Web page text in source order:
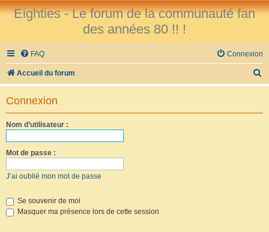
Eighties - Le forum de la communauté fan
des années 80 !! !
FAQ Connexion
Accueil du forum
e
Connexion
Nom d’utilisateur :
Mot de passe :
J’ai oublié mon mot de passe
Se souvenir de moi
Masquer ma présence lors de cette session